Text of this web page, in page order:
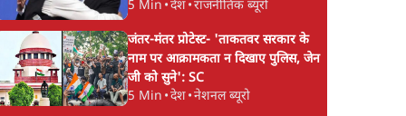
5 Min •देश•राजनीतिक ब्यूरो
जंतर-मंतर प्रोटेस्ट- 'ताकतवर सरकार के
नाम पर आक्रामकता न दिखाए पुलिस, जेन
जी को सुने': SC
5 Min •देश•नेशनल ब्यूरो